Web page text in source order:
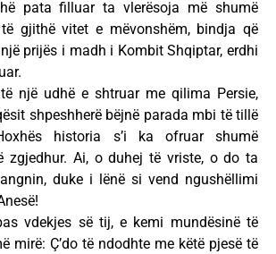
pata filluar ta vlerësoja më shumë
gjithë vitet e mëvonshëm, bindja që
prijës i madh i Kombit Shqiptar, erdhi
një udhë e shtruar me qilima Persie,
shpeshherë bëjnë parada mbi të tillë
historia s’i ka ofruar shumë
zgjedhur. Ai, o duhej të vriste, o do ta
duke i lënë si vend ngushëllimi
vdekjes së tij, e kemi mundësinë të
mirë: Ç’do të ndodhte me këtë pjesë të